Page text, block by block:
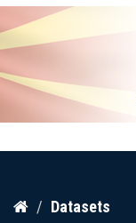
Skip
Datasets